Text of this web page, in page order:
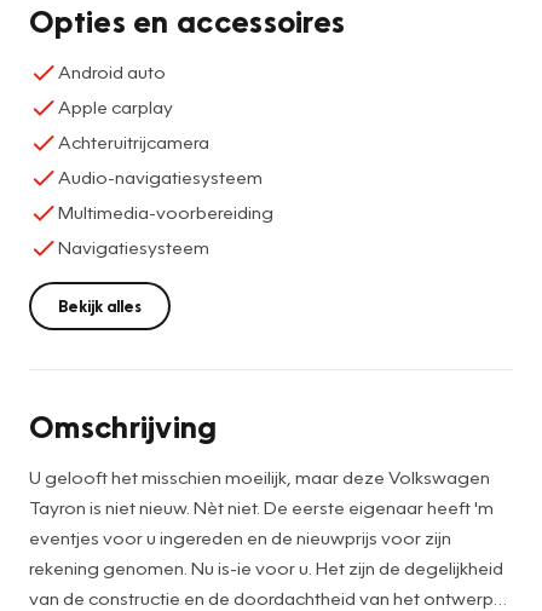
Opties en accessoires
Android auto
Apple carplay
Achteruitrijcamera
Audio-navigatiesysteem
Multimedia-voorbereiding
Navigatiesysteem
Bekijk alles
Omschrijving
U gelooft het misschien moeilijk, maar deze Volkswagen
Tayron is niet nieuw. Nèt niet. De eerste eigenaar heeft 'm
eventjes voor u ingereden en de nieuwprijs voor zijn
rekening genomen. Nu is-ie voor u. Het zijn de degelijkheid
van de constructie en de doordachtheid van het ontwerp